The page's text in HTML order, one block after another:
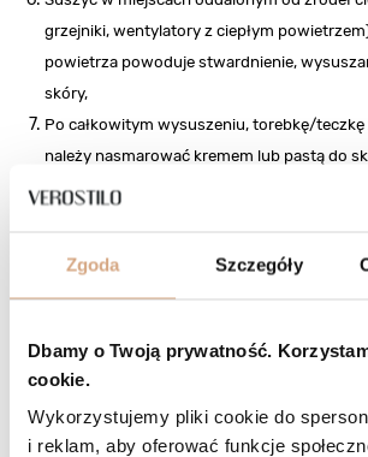
Zgoda Szczegóły
Dbamy o Twoją prywatność.
cookie.
Wykorzystujemy pliki cookie do
i reklam, aby oferować funkcje
grzejniki, wentylatory z ciepłym
powietrza powoduje stwardnienie,
skóry,
Po całkowitym wysuszeniu, torebkę/
należy nasmarować kremem lub pastą do
Nie narażać na duże obciążenie i
mogą powodować uszkodzenia wrażliwych
Unikać długotrwałego ocierania o inne
powodować przetarcia lub inne uszkodzenia
4. ZABRUDZENIA